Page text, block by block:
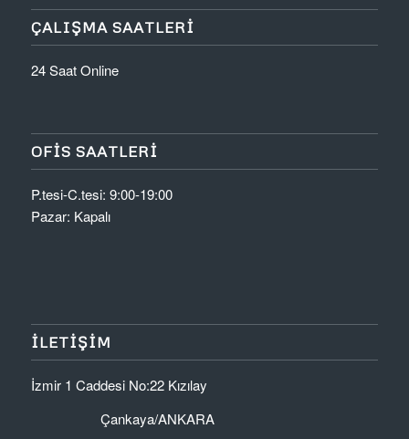
ÇALIŞMA SAATLERI
24 Saat Online
OFIS SAATLERI
P.tesi-C.tesi: 9:00-19:00
Pazar: Kapalı
İLETİŞİM
İzmir 1 Caddesi No:22 Kızılay
Çankaya/ANKARA